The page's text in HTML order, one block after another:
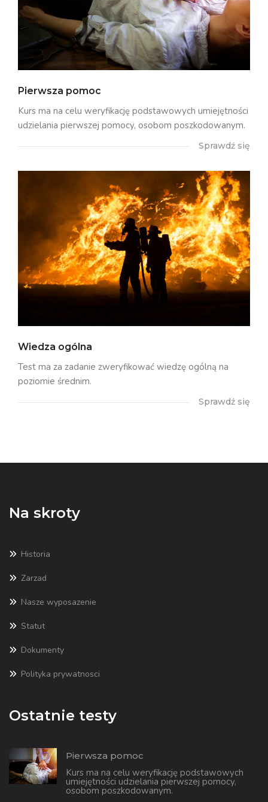
Pierwsza pomoc
Kurs ma na celu weryfikację podstawowych umiejętności
udzielania pierwszej pomocy, osobom poszkodowanym.
Sprawdź się
Wiedza ogólna
Test ma za zadanie zweryfikować wiedzę ogólną na
poziomie średnim.
Sprawdź się
Na skroty
Historia
Zarzad
Nasze wyposazenie
Statut
Dokumenty
Polityka prywatnosci
Ostatnie testy
Pierwsza pomoc
Kurs ma na celu weryfikację podstawowych
umiejętności udzielania pierwszej pomocy,
osobom poszkodowanym.